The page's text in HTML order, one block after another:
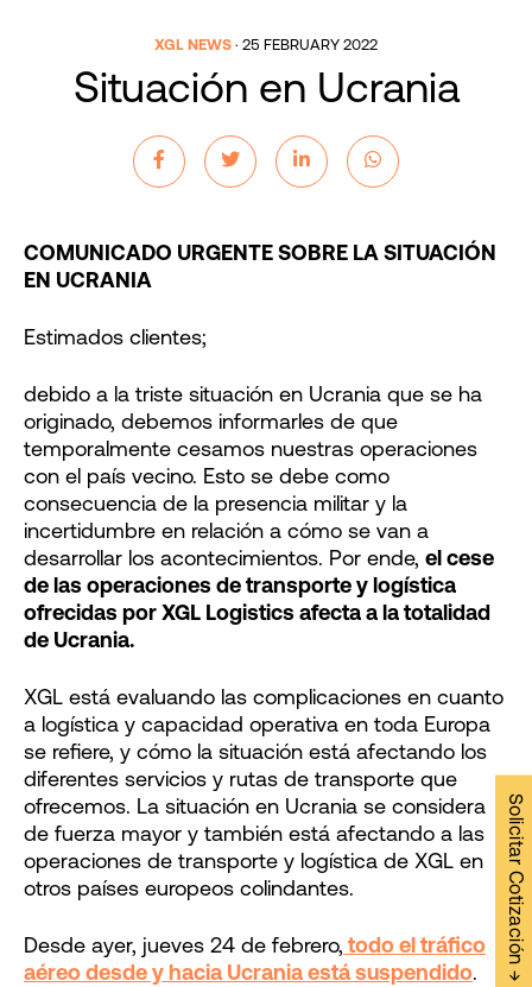
XGL NEWS · 25 FEBRUARY 2022
Situación en Ucrania
COMUNICADO URGENTE SOBRE LA SITUACIÓN
EN UCRANIA
Estimados clientes;
debido a la triste situación en Ucrania que se ha
originado, debemos informarles de que
temporalmente cesamos nuestras operaciones
con el país vecino. Esto se debe como
consecuencia de la presencia militar y la
incertidumbre en relación a cómo se van a
desarrollar los acontecimientos. Por ende, el cese
de las operaciones de transporte y logística
ofrecidas por XGL Logistics afecta a la totalidad
de Ucrania.
XGL está evaluando las complicaciones en cuanto
a logística y capacidad operativa en toda Europa
se refiere, y cómo la situación está afectando los
diferentes servicios y rutas de transporte que
ofrecemos. La situación en Ucrania se considera
de fuerza mayor y también está afectando a las
operaciones de transporte y logística de XGL en
otros países europeos colindantes.
Desde ayer, jueves 24 de febrero, todo el tráfico
aéreo desde y hacia Ucrania está suspendido.
Solicitar Cotización →